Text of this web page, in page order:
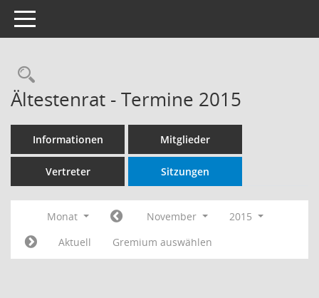
Toggle navigation
Rechercheauswahl
Ältestenrat - Termine 2015
Informationen Mitglieder
Vertreter Sitzungen
Monat November
2015
Aktuell
Gremium auswählen